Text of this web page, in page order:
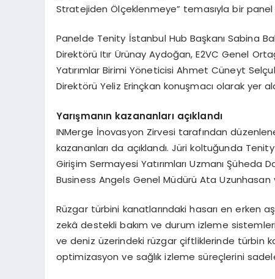
Stratejiden Ölçeklenmeye” temasıyla bir
Panelde Tenity İstanbul Hub Başkanı Sabina
Direktörü Itır Ürünay Aydoğan, E2VC Genel
Yatırımlar Birimi Yöneticisi Ahmet Cüneyt
Direktörü Yeliz Erinçkan konuşmacı olarak yer
Yarışmanın kazananları açıklandı
INMerge İnovasyon Zirvesi tarafından
kazananları da açıklandı. Jüri koltuğunda
Girişim Sermayesi Yatırımları Uzmanı
Business Angels Genel Müdürü Ata
Rüzgar türbini kanatlarındaki hasarı en
zekâ destekli bakım ve durum izleme
ve deniz üzerindeki rüzgar çiftliklerinde türbin
optimizasyon ve sağlık izleme süreçlerini